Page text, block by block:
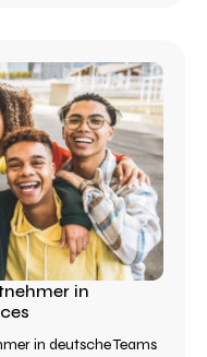
in
in deutsche Teams